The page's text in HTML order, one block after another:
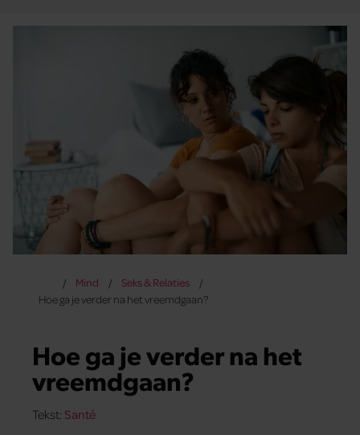
Mind
Seks & Relaties
Hoe ga je verder na het vreemdgaan?
Hoe ga je verder na het
vreemdgaan?
Tekst: Santé